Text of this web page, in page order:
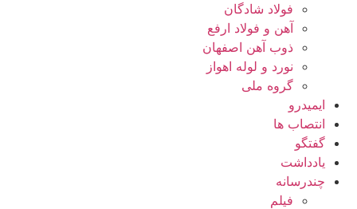
فولاد شادگان
آهن و فولاد ارفع
ذوب آهن اصفهان
نورد و لوله اهواز
گروه ملی
ایمیدرو
انتصاب ها
گفتگو
یادداشت
چندرسانه
فیلم